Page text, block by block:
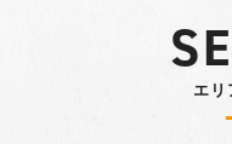
エリ